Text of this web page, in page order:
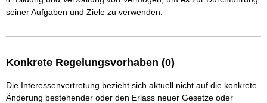
seiner Aufgaben und Ziele zu verwenden.
Konkrete Regelungsvorhaben (0)
Die Interessenvertretung bezieht sich aktuell nicht auf die konkrete
Änderung bestehender oder den Erlass neuer Gesetze oder